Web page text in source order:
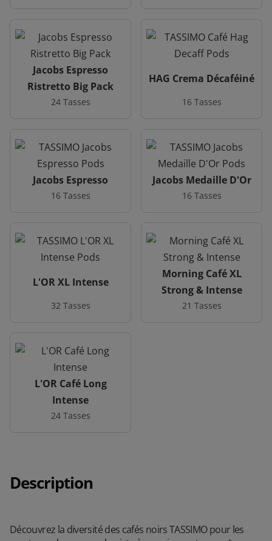
Jacobs Espresso
Ristretto Big Pack
24 Tasses
HAG Crema Décaféiné
16 Tasses
Jacobs Espresso
16 Tasses
Jacobs Medaille D'Or
16 Tasses
L'OR XL Intense
32 Tasses
Morning Café XL
Strong & Intense
21 Tasses
L'OR Café Long
Intense
24 Tasses
Description
Découvrez la diversité des cafés noirs TASSIMO pour les